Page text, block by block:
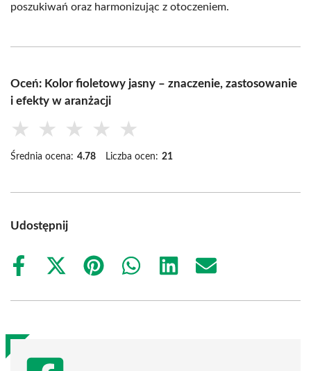
poszukiwań oraz harmonizując z otoczeniem.
Oceń: Kolor fioletowy jasny – znaczenie, zastosowanie
i efekty w aranżacji
★ ★ ★ ★ ★
Średnia ocena: 4.78 Liczba ocen: 21
Udostępnij
Share
Share
(Twitter)
Share
Share
Share
Share